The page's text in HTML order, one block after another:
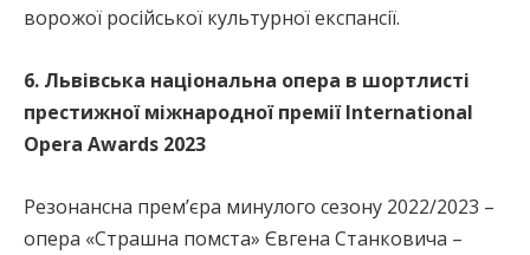
ворожої російської культурної експансії.
6. Львівська національна опера в шортлисті
престижної міжнародної премії International
Opera Awards 2023
Резонансна прем’єра минулого сезону 2022/2023 –
опера «Страшна помста» Євгена Станковича –